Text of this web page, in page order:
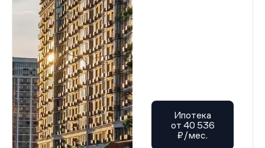
Ипотека
от 40 536
₽/мес.